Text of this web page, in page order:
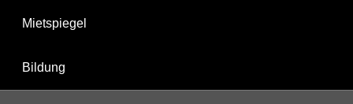
Mietspiegel
Bildung